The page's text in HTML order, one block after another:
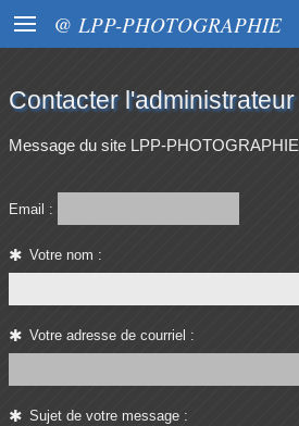
 @ LPP-PHOTOGRAPHIE
Contacter l'administrateur
Message du site LPP-PHOTOGRAPHIE
Email :
Votre nom :
Votre adresse de courriel :
Sujet de votre message :